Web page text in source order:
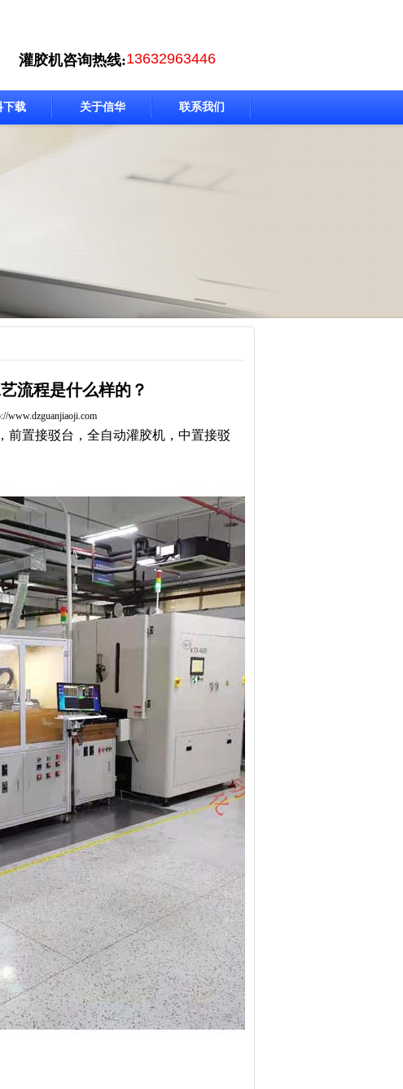
灌胶机咨询热线:13632963446
下载 关于信华 联系我们
流程是什么样的？
www.dzguanjiaoji.com
前置接驳台，全自动灌胶机，中置接驳